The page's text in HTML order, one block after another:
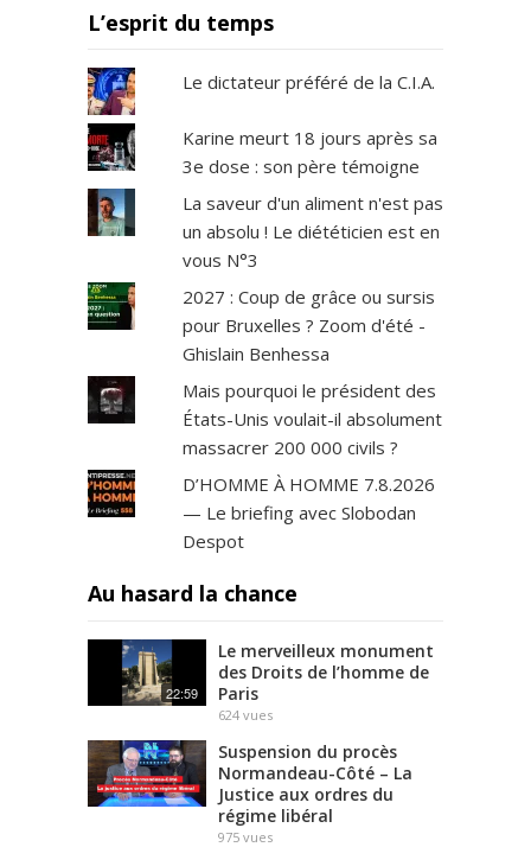
L’esprit du temps
Le dictateur préféré de la C.I.A.
Karine meurt 18 jours après sa
3e dose : son père témoigne
La saveur d'un aliment n'est pas
un absolu ! Le diététicien est en
vous N°3
2027 : Coup de grâce ou sursis
pour Bruxelles ? Zoom d'été -
Ghislain Benhessa
Mais pourquoi le président des
États-Unis voulait-il absolument
massacrer 200 000 civils ?
D’HOMME À HOMME 7.8.2026
— Le briefing avec Slobodan
Despot
Au hasard la chance
22:59
Le merveilleux monument
des Droits de l’homme de
Paris
624 vues
Suspension du procès
Normandeau-Côté – La
Justice aux ordres du
régime libéral
975 vues